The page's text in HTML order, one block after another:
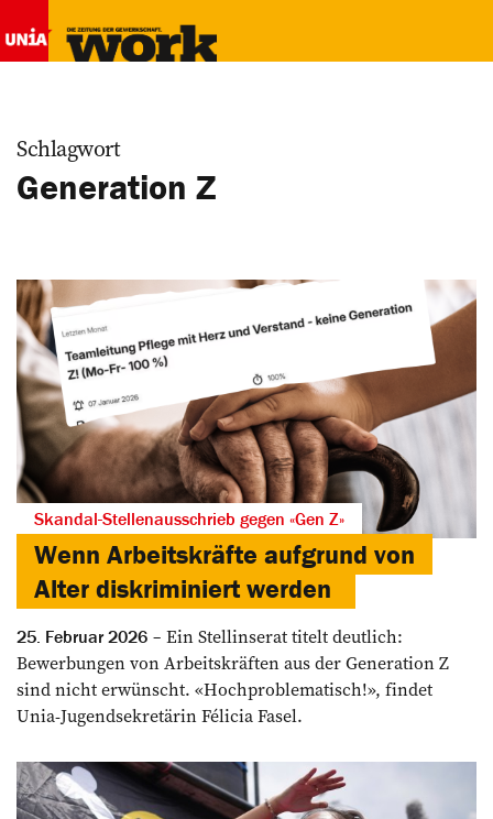
Schlagwort
Generation Z
Skandal-Stellenausschrieb gegen «Gen Z»
Wenn Arbeitskräfte aufgrund von
Alter diskriminiert werden
25. Februar 2026
Ein Stellinserat titelt deutlich:
Bewerbungen von Arbeitskräften aus der Generation Z
sind nicht erwünscht. «Hochproblematisch!», findet
Unia-Jugendsekretärin Félicia Fasel.